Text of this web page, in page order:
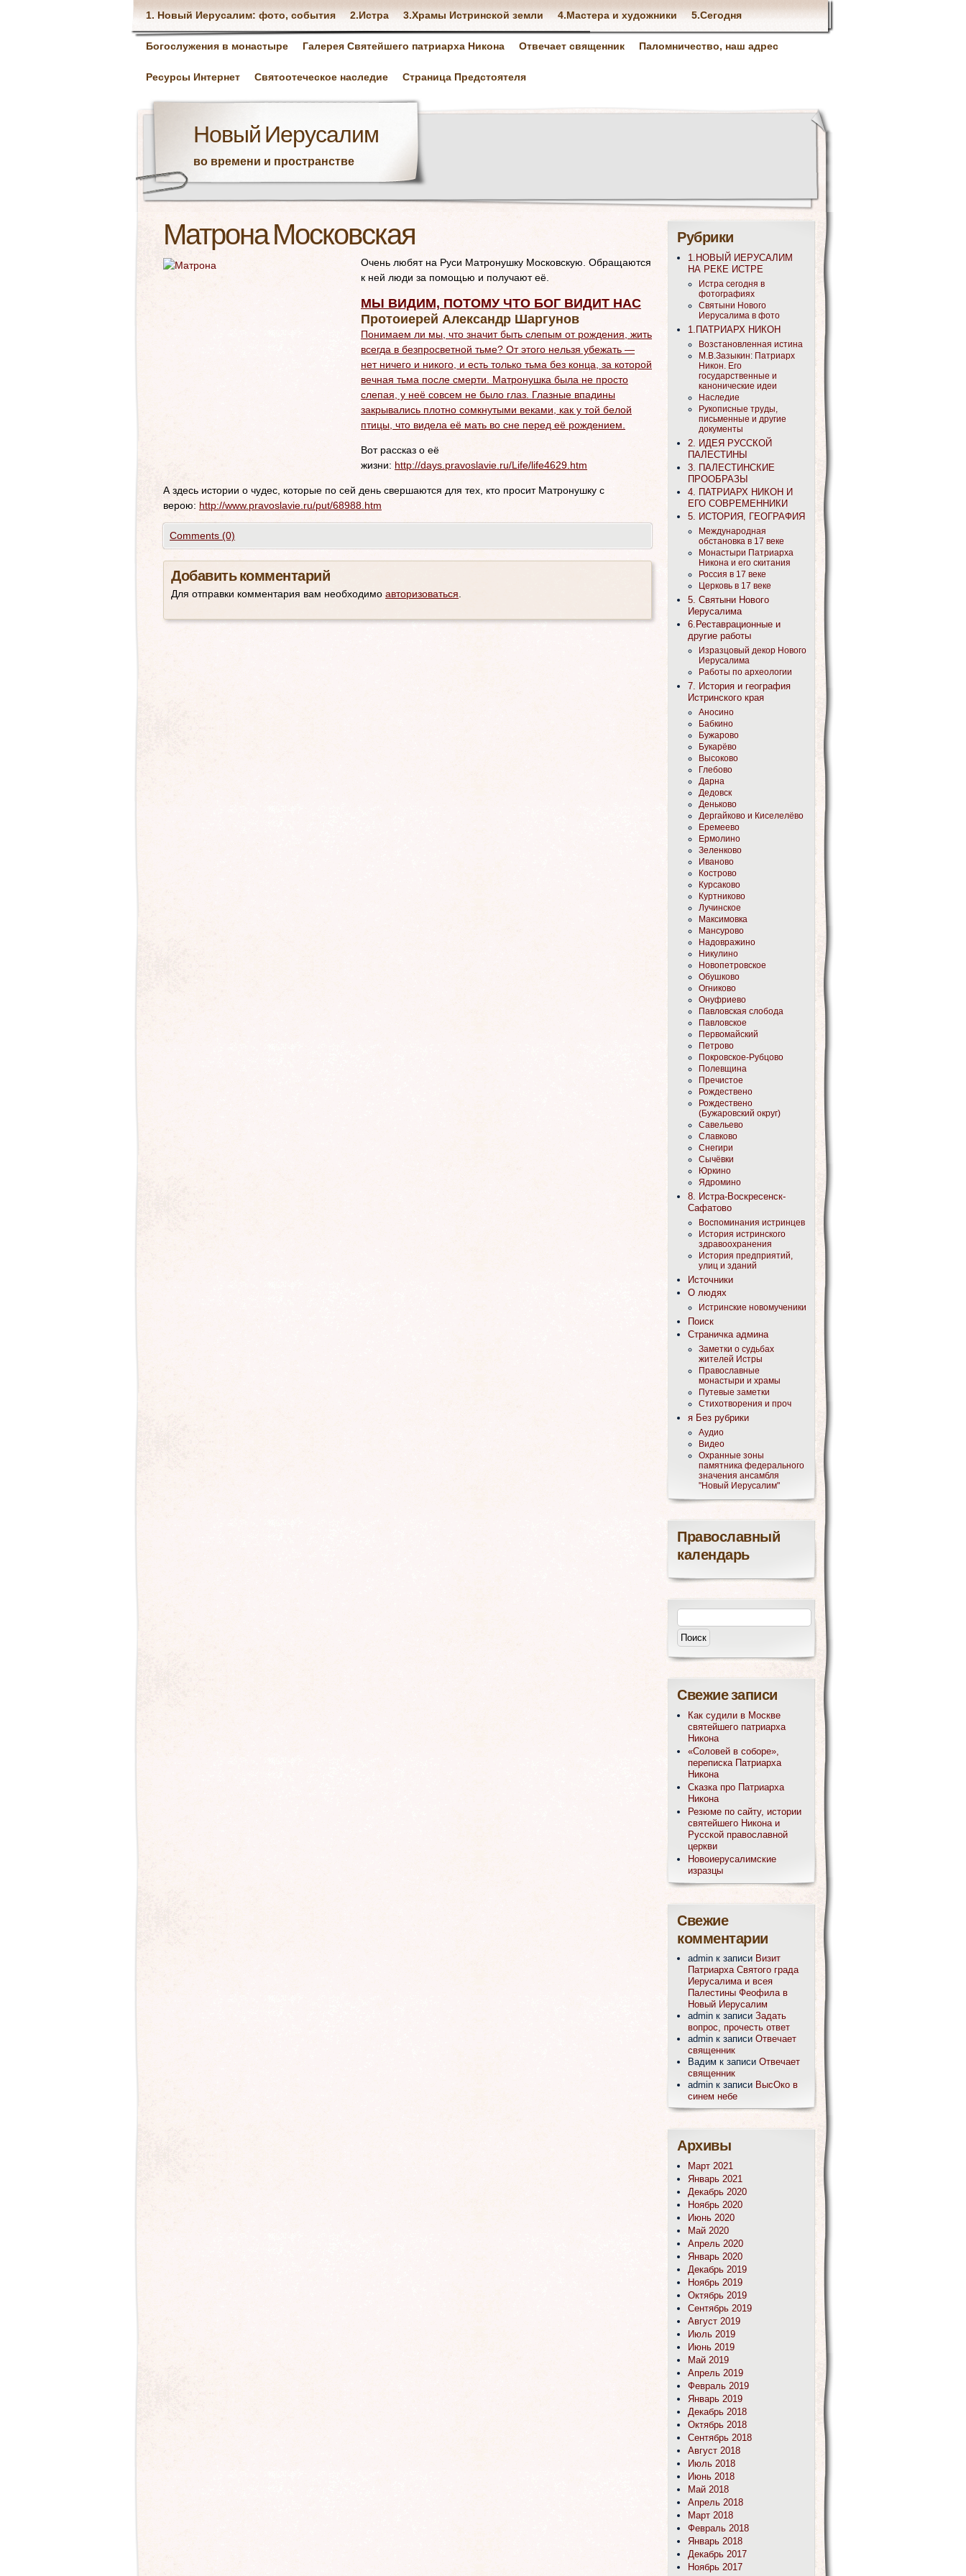
1. Новый Иерусалим: фото, события 2.Истра 3.Храмы Истринской земли 4.Мастера и художники 5.Сегодня
Богослужения в монастыре Галерея Святейшего патриарха Никона Отвечает священник Паломничество, наш адрес
Ресурсы Интернет Святоотеческое наследие Страница Предстоятеля
Новый Иерусалим
во времени и пространстве
Матрона Московская
Очень любят на Руси Матронушку Московскую. Обращаются
к ней люди за помощью и получают её.
МЫ ВИДИМ, ПОТОМУ ЧТО БОГ ВИДИТ НАС
Протоиерей Александр Шаргунов
Понимаем ли мы, что значит быть слепым от рождения, жить
всегда в безпросветной тьме? От этого нельзя убежать —
нет ничего и никого, и есть только тьма без конца, за которой
вечная тьма после смерти. Матронушка была не просто
слепая, у неё совсем не было глаз. Глазные впадины
закрывались плотно сомкнутыми веками, как у той белой
птицы, что видела её мать во сне перед её рождением.
Вот рассказ о её
жизни: http://days.pravoslavie.ru/Life/life4629.htm
А здесь истории о чудес, которые по сей день свершаются для тех, кто просит Матронушку с
верою: http://www.pravoslavie.ru/put/68988.htm
Comments (0)
Добавить комментарий
Для отправки комментария вам необходимо авторизоваться
Рубрики
1.НОВЫЙ ИЕРУСАЛИМ
НА РЕКЕ ИСТРЕ
Истра сегодня в
фотографиях
Святыни Нового
Иерусалима в фото
1.ПАТРИАРХ НИКОН
Возстановленная истина
М.В.Зазыкин: Патриарх
Никон. Его
государственные и
канонические идеи
Наследие
Рукописные труды,
письменные и другие
документы
2. ИДЕЯ РУССКОЙ
ПАЛЕСТИНЫ
3. ПАЛЕСТИНСКИЕ
ПРООБРАЗЫ
4. ПАТРИАРХ НИКОН И
ЕГО СОВРЕМЕННИКИ
5. ИСТОРИЯ, ГЕОГРАФИЯ
Международная
обстановка в 17 веке
Монастыри Патриарха
Никона и его скитания
Россия в 17 веке
Церковь в 17 веке
5. Святыни Нового
Иерусалима
6.Реставрационные и
другие работы
Изразцовый декор Нового
Иерусалима
Работы по археологии
7. История и география
Истринского края
Аносино
Бабкино
Бужарово
Букарёво
Высоково
Глебово
Дарна
Дедовск
Деньково
Дергайково и Киселелёво
Еремеево
Ермолино
Зеленково
Иваново
Кострово
Курсаково
Куртниково
Лучинское
Максимовка
Мансурово
Надовражино
Никулино
Новопетровское
Обушково
Огниково
Онуфриево
Павловская слобода
Павловское
Первомайский
Петрово
Покровское-Рубцово
Полевщина
Пречистое
Рождествено
Рождествено
(Бужаровский округ)
Савельево
Славково
Снегири
Сычёвки
Юркино
Ядромино
8. Истра-Воскресенск-
Сафатово
Воспоминания истринцев
История истринского
здравоохранения
История предприятий,
улиц и зданий
Источники
О людях
Истринские новомученики
Поиск
Страничка админа
Заметки о судьбах
жителей Истры
Православные
монастыри и храмы
Путевые заметки
Стихотворения и проч
я Без рубрики
Аудио
Видео
Охранные зоны
памятника федерального
значения ансамбля
"Новый Иерусалим"
Православный
календарь
Свежие записи
Как судили в Москве
святейшего патриарха
Никона
«Соловей в соборе»,
переписка Патриарха
Никона
Сказка про Патриарха
Никона
Резюме по сайту, истории
святейшего Никона и
Русской православной
церкви
Новоиерусалимские
изразцы
Свежие
комментарии
admin к записи Визит
Патриарха Святого града
Иерусалима и всея
Палестины Феофила в
Новый Иерусалим
admin к записи Задать
вопрос, прочесть ответ
admin к записи Отвечает
священник
Вадим к записи Отвечает
священник
admin к записи ВысОко в
синем небе
Архивы
Март 2021
Январь 2021
Декабрь 2020
Ноябрь 2020
Июнь 2020
Май 2020
Апрель 2020
Январь 2020
Декабрь 2019
Ноябрь 2019
Октябрь 2019
Сентябрь 2019
Август 2019
Июль 2019
Июнь 2019
Май 2019
Апрель 2019
Февраль 2019
Январь 2019
Декабрь 2018
Октябрь 2018
Сентябрь 2018
Август 2018
Июль 2018
Июнь 2018
Май 2018
Апрель 2018
Март 2018
Февраль 2018
Январь 2018
Декабрь 2017
Ноябрь 2017